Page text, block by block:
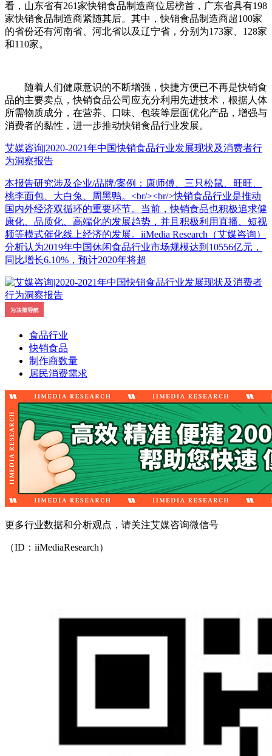
看，山东省有261家快销食品制造商位居榜首，广东省具有198
家快销食品制造商紧随其后。其中，快销食品制造商超100家
的省份还有河南省、河北省以及辽宁省，分别为173家、128家
和110家。
随着人们健康意识的不断增强，快捷方便已不再是快销食
品的主要卖点，快销食品公司应充分利用先进技术，根据人体
所需物质成分，在营养、口味、包装等层面优化产品，增强与
消费者的黏性，进一步推动快销食品行业发展。
艾媒咨询|2020-2021年中国快销食品行业发展现状及消费者行
为洞察报告
本报告研究涉及企业/品牌/案例：康师傅、三只松鼠、旺旺、
桃李面包、大白兔、周黑鸭。<br/><br/>快销食品行业是推动
国内外经济双循环的重要环节。当前，快销食品也积极追求健
康化、品质化、高端化的发展趋势，并且积极利用直播、短视
频等模式催化线上经济的发展。iiMedia Research（艾媒咨询）
分析认为2019年中国休闲食品行业市场规模达到10556亿元，
同比增长6.10%，预计2020年将超
食品行业
快销食品
制作商数量
居民消费需求
更多行业数据和分析观点，请关注艾媒咨询微信号
（ID：iiMediaResearch）